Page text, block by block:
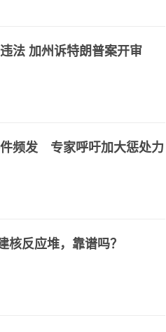
法 加州诉特朗普案开审
频发 专家呼吁加大惩处力
核反应堆，靠谱吗？